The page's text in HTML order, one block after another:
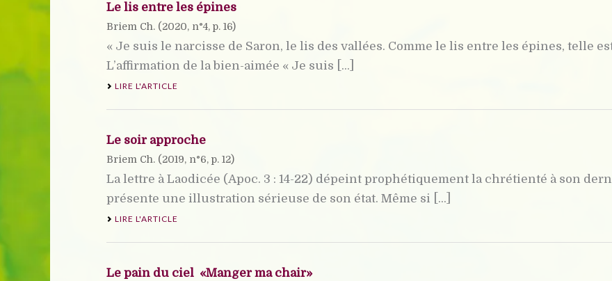
Le lis entre les épines
Briem Ch. (2020, n°4, p. 16)
« Je suis le narcisse de Saron, le lis des vallées. Comme le lis entre les épines, telle
L’affirmation de la bien-aimée « Je suis [...]
LIRE L'ARTICLE
Le soir approche
Briem Ch. (2019, n°6, p. 12)
La lettre à Laodicée (Apoc. 3 : 14-22) dépeint prophétiquement la chrétienté à son
présente une illustration sérieuse de son état. Même si [...]
LIRE L'ARTICLE
Le pain du ciel  «Manger ma chair»